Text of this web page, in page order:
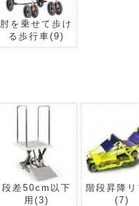
肘を乗せて歩け
る歩行車(9)
段差50cm以下
用 (3)
階段昇降
(7)